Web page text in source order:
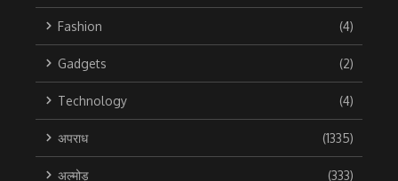
Fashion (4)
Gadgets (2)
Technology (4)
अपराध (1335)
अल्मोड़ (333)